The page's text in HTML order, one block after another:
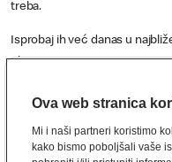
treba.
Isprobaj ih već danas u
okus!
Koji biraš?
Ova web stranica
Mi i naši partneri koristimo
kako bismo poboljšali vaše